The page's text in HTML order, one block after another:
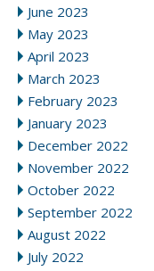
June 2023
May 2023
April 2023
March 2023
February 2023
January 2023
December 2022
November 2022
October 2022
September 2022
August 2022
July 2022